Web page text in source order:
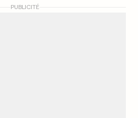
PUBLICITÉ